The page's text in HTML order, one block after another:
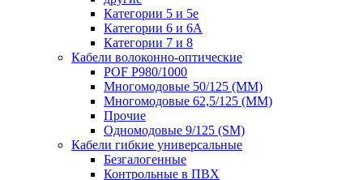
Категории 5 и 5е
Категории 6 и 6A
Категории 7 и 8
Кабели волоконно-оптические
POF P980/1000
Многомодовые 50/125 (ММ)
Многомодовые 62,5/125 (ММ)
Прочие
Одномодовые 9/125 (SM)
Кабели гибкие универсальные
Безгалогенные
Контрольные в ПВХ